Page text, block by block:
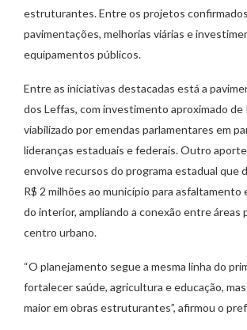
estruturantes. Entre os projetos
pavimentações, melhorias viárias e
equipamentos públicos.
Entre as iniciativas destacadas está a
dos Leffas, com investimento aproximado de
viabilizado por emendas parlamentares em
lideranças estaduais e federais. Outro
envolve recursos do programa estadual que
R$ 2 milhões ao município para asfaltamento
do interior, ampliando a conexão entre áreas
centro urbano.
“O planejamento segue a mesma linha do
fortalecer saúde, agricultura e educação,
maior em obras estruturantes”, afirmou o